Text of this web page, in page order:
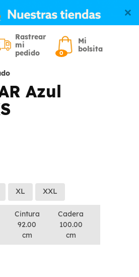
Rastrear
mi
pedido
0
Mi
bolsita
Azul
XL XXL
Cintura
92.00
cm
Cadera
100.00
cm